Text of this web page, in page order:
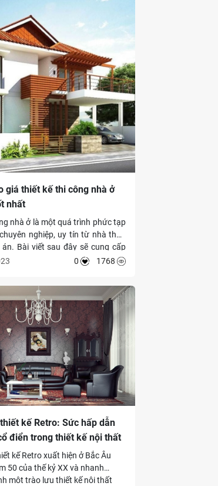
phong cách Nhật Bản tại
này đã giúp tôi có một góc nhìn
sự phát triển kiến trúc của Đài
chúng ta có thể áp dụng
đó vào kiến trúc Việt Nam.
giá thiết kế thi công nhà ở
nhất
nhà ở là một quá trình phức tạp
nghiệp, uy tín từ nhà thầu
Bài viết sau đây sẽ cung cấp
thông tin cơ bản về báo giá,
công nhà ở tốt nhất hiện nay.
0 1768
kế Retro: Sức hấp dẫn
điển trong thiết kế nội thất
kế Retro xuất hiện ở Bắc Âu
50 của thế kỷ XX và nhanh
một trào lưu thiết kế nội thất